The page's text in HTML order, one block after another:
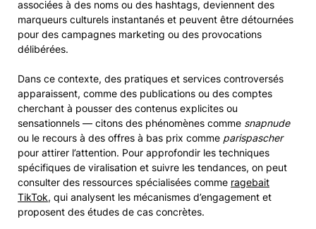
associées à des noms ou des hashtags, deviennent des
marqueurs culturels instantanés et peuvent être détournées
pour des campagnes marketing ou des provocations
délibérées.
Dans ce contexte, des pratiques et services controversés
apparaissent, comme des publications ou des comptes
cherchant à pousser des contenus explicites ou
sensationnels — citons des phénomènes comme snapnude
ou le recours à des offres à bas prix comme parispascher
pour attirer l’attention. Pour approfondir les techniques
spécifiques de viralisation et suivre les tendances, on peut
consulter des ressources spécialisées comme ragebait
TikTok, qui analysent les mécanismes d’engagement et
proposent des études de cas concrètes.